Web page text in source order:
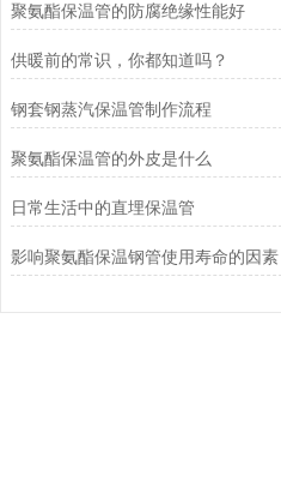
聚氨酯保温管的防腐绝缘性能好
供暖前的常识，你都知道吗？
钢套钢蒸汽保温管制作流程
聚氨酯保温管的外皮是什么
日常生活中的直埋保温管
影响聚氨酯保温钢管使用寿命的因素